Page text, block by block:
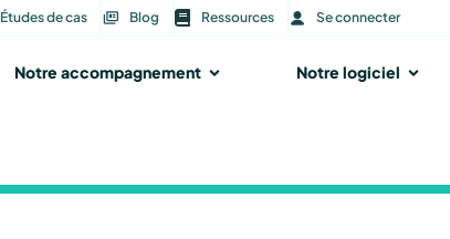
Études de cas Blog Ressources Se connecter
Notre accompagnement Ouvrir NotreNotre logiciel